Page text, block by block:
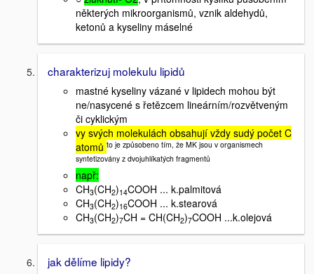
některých mikroorganismů, vznik aldehydů,
ketonů a kyseliny máselné
charakterizuj molekulu lipidů
mastné kyseliny vázané v lipidech mohou být
ne/nasycené s řetězcem lineárním/rozvětveným
či cyklickým
vy svých molekulách obsahují vždy sudý počet C
atomů to je způsobeno tím, že MK jsou v organismech
syntetizovány z dvojuhlíkatých fragmentů
např:
CH3(CH2)14COOH ... k.palmitová
CH3(CH2)16COOH ... k.stearová
CH3(CH2)7CH = CH(CH2)7COOH ...k.olejová
jak dělíme lipidy?